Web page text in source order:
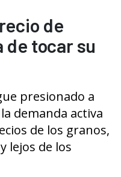
de
de tocar su
presionado a
demanda activa
de los granos,
lejos de los